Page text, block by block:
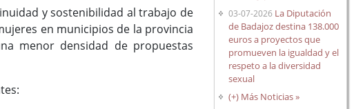
y sostenibilidad al trabajo de
en municipios de la provincia
menor densidad de propuestas
03-07-2026 La Diputación
de Badajoz destina 138.000
euros a proyectos que
promueven la igualdad y el
respeto a la diversidad
sexual
(+) Más Noticias »